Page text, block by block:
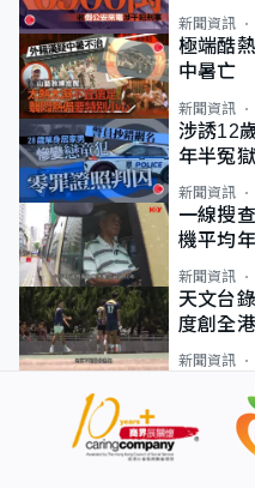
新聞資訊
極端酷
中暑亡
新聞資訊
涉誘12
年半冤
新聞資訊
一線搜
機平均
直揸落去
新聞資訊
天文台
度創全
新聞資訊